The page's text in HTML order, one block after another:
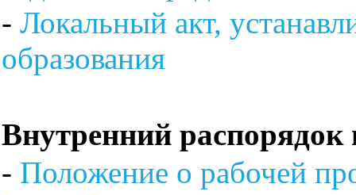
- Локальный акт,
образования
Внутренний
- Положение о рабочей